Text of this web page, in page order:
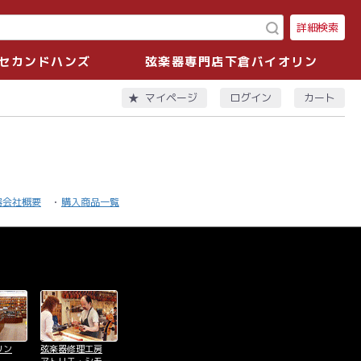
詳細検索
カンドハンズ 弦楽器専門店下倉バイオリン
マイページ ログイン カート
社概要 購入商品一覧
ン
弦楽器修理工房